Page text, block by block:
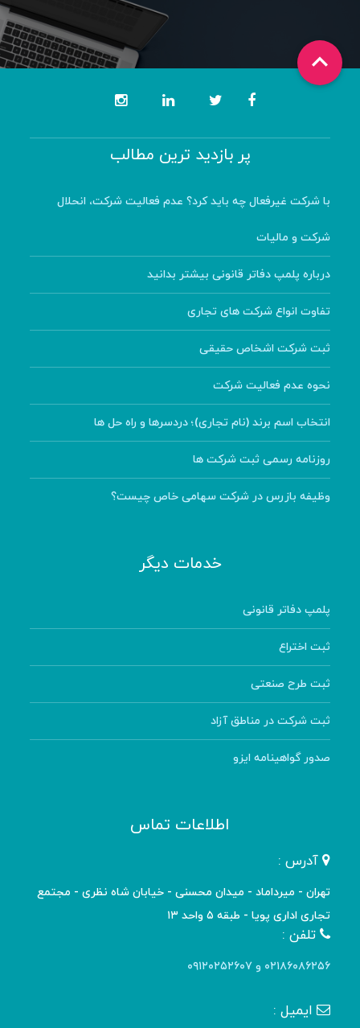

پر بازدید ترین مطالب
با شرکت غیرفعال چه باید کرد؟ عدم فعالیت شرکت، انحلال
شرکت و مالیات
درباره پلمپ دفاتر قانونی بیشتر بدانید
تفاوت انواع شرکت های تجاری
ثبت شرکت اشخاص حقیقی
نحوه عدم فعالیت شرکت
انتخاب اسم برند (نام تجاری)؛ دردسرها و راه حل ها
روزنامه رسمی ثبت شرکت ها
وظیفه بازرس در شرکت سهامی خاص چیست؟
خدمات دیگر
پلمپ دفاتر قانونی
ثبت اختراع
ثبت طرح صنعتی
ثبت شرکت در مناطق آزاد
صدور گواهینامه ایزو
اطلاعات تماس
آدرس :
تهران - میرداماد - میدان محسنی - خیابان شاه نظری - مجتمع
تجاری اداری پویا - طبقه ۵ واحد ۱۳
تلفن :
۰۲۱۸۶۰۸۶۲۵۶ و ۰۹۱۲۰۲۵۲۶۰۷
ایمیل :